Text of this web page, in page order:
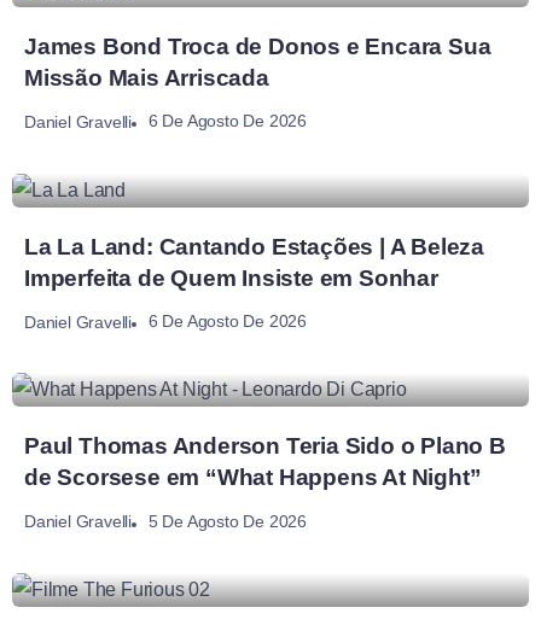
James Bond Troca de Donos e Encara Sua
Missão Mais Arriscada
Daniel Gravelli 6 De Agosto De 2026
La La Land: Cantando Estações | A Beleza
Imperfeita de Quem Insiste em Sonhar
Daniel Gravelli 6 De Agosto De 2026
Paul Thomas Anderson Teria Sido o Plano B
de Scorsese em “What Happens At Night”
Daniel Gravelli 5 De Agosto De 2026